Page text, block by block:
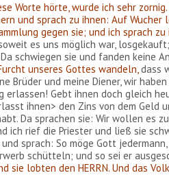
Worte hörte, wurde ich sehr
und sprach zu ihnen: Auf Wucher
gegen sie; und ich sprach zu
es uns möglich war,
schwiegen sie und fanden keine
unseres Gottes wandeln,dass
Brüder und meine Diener, wir
erlassen! Gebt ihnen doch gleich
ihnen> den Zins von dem Geld
Da sprachen sie: Wir wollen es
ich rief die Priester und ließ sie
sprach: So möge Gott
schütteln; und so sei er
sie lobten den HERRN. Und das